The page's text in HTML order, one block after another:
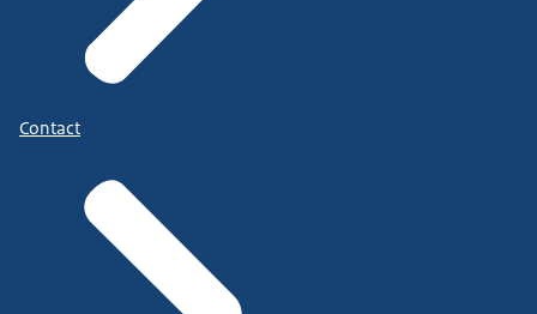
Contact